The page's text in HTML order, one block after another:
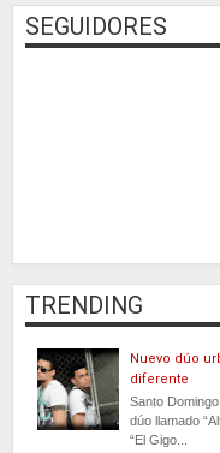
SEGUIDORES
TRENDING
Nuevo dúo
diferente
Santo
dúo llamado
“El Gigo...